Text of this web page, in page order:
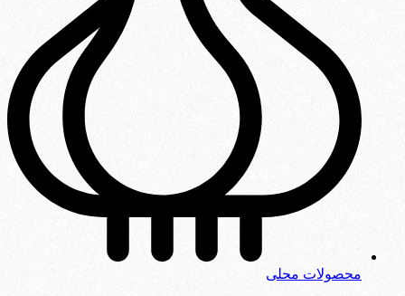
محصولات محلی